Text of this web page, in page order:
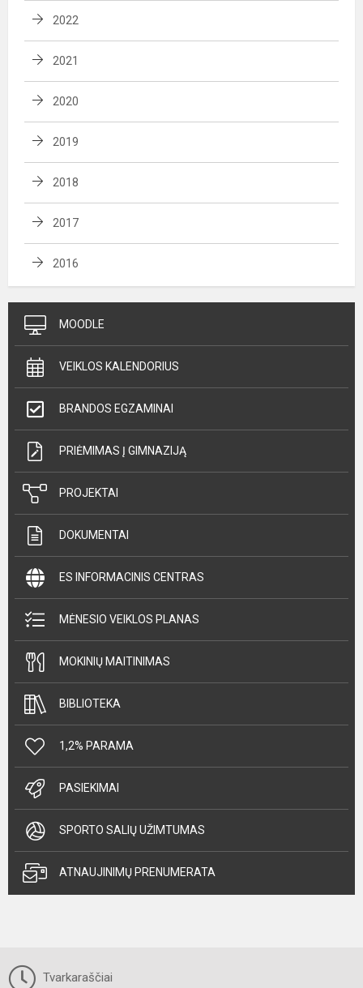
2022
2021
2020
2019
2018
2017
2016
MOODLE
VEIKLOS KALENDORIUS
BRANDOS EGZAMINAI
PRIĖMIMAS Į GIMNAZIJĄ
PROJEKTAI
DOKUMENTAI
ES INFORMACINIS CENTRAS
MĖNESIO VEIKLOS PLANAS
MOKINIŲ MAITINIMAS
BIBLIOTEKA
1,2% PARAMA
PASIEKIMAI
SPORTO SALIŲ UŽIMTUMAS
ATNAUJINIMŲ PRENUMERATA
Tvarkaraščiai